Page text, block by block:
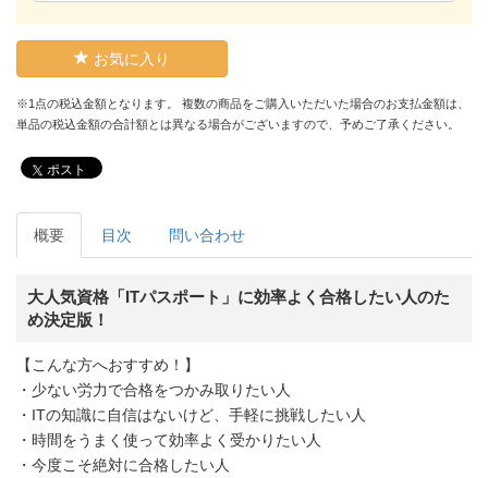
お気に入り
※1点の税込金額となります。 複数の商品をご購入いただいた場合のお支払金額は、
単品の税込金額の合計額とは異なる場合がございますので、予めご了承ください。
ポスト
概要 目次 問い合わせ
大人気資格「ITパスポート」に効率よく合格したい人のた
め決定版！
【こんな方へおすすめ！】
・少ない労力で合格をつかみ取りたい人
・ITの知識に自信はないけど、手軽に挑戦したい人
・時間をうまく使って効率よく受かりたい人
・今度こそ絶対に合格したい人